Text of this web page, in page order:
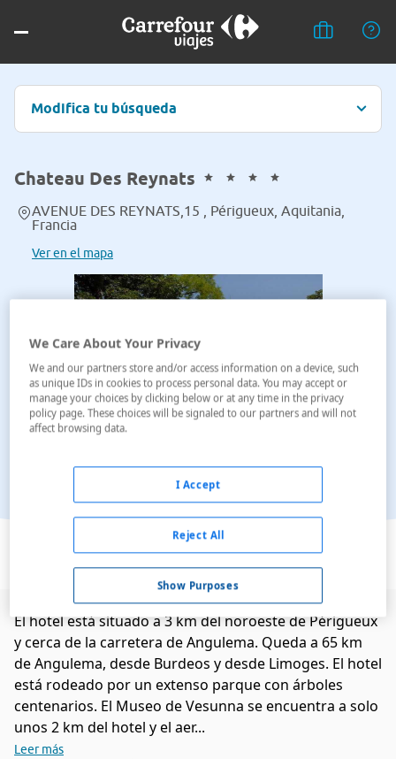
Modifica tu búsqueda
Chateau Des Reynats
AVENUE DES REYNATS,15 , Périgueux, Aquitania,
Francia
Ver en el mapa
Ver en el mapa
El hotel está situado a 3 km del noroeste de Périgueux
y cerca de la carretera de Angulema. Queda a 65 km
de Angulema, desde Burdeos y desde Limoges. El hotel
está rodeado por un extenso parque con árboles
centenarios. El Museo de Vesunna se encuentra a solo
unos 2 km del hotel y el aer...
Leer más
We Care About Your Privacy
We and our partners store and/or access information on a device, such
as unique IDs in cookies to process personal data. You may accept or
manage your choices by clicking below or at any time in the privacy
policy page. These choices will be signaled to our partners and will not
affect browsing data.
Show Purposes
Reject All
I Accept